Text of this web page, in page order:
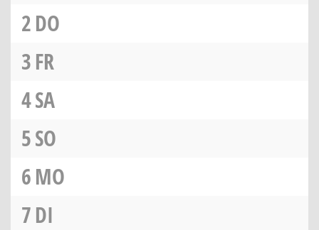
2DO
3FR
4SA
5SO
6MO
7DI